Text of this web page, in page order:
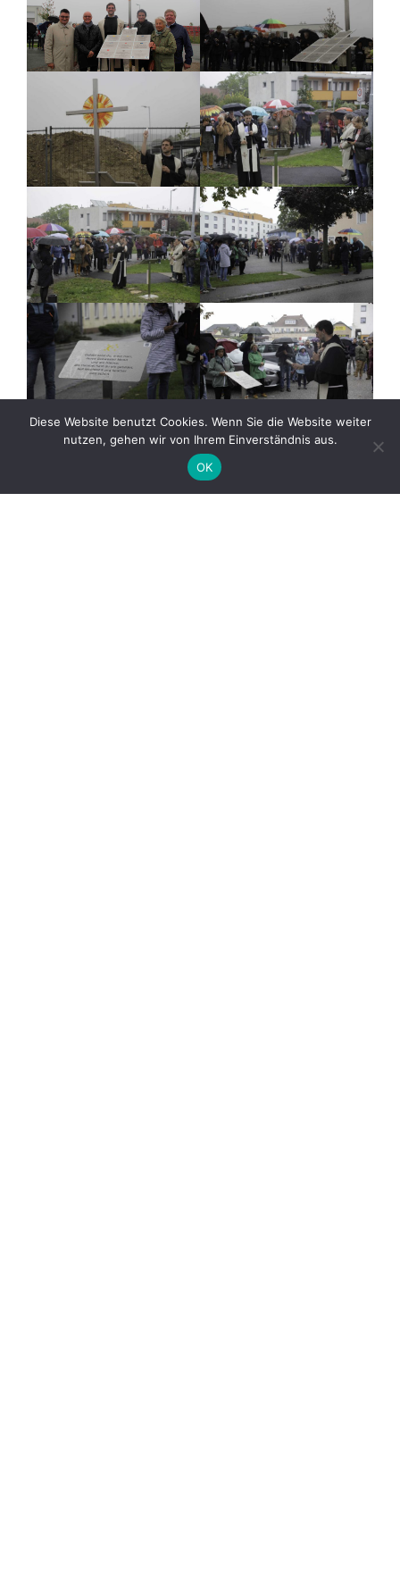
Diese Website benutzt Cookies. Wenn Sie die Website weiter
nutzen, gehen wir von Ihrem Einverständnis aus.
OK